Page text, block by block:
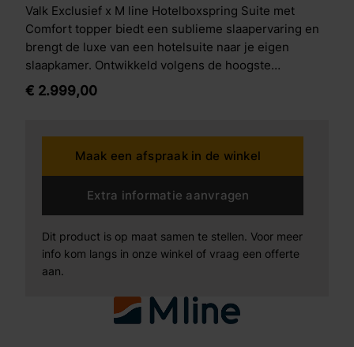
Valk Exclusief x M line Hotelboxspring Suite met
Comfort topper biedt een sublieme slaapervaring en
brengt de luxe van een hotelsuite naar je eigen
slaapkamer. Ontwikkeld volgens de hoogste
hotelstandaarden combineert deze boxspring
geavanceerde M line slaaptechnologie met een
hoofdbord met verticale belijning geeft de slaapkamer
een elegante en luxueuze uitstraling. Wat deze
boxspring bijzonder maakt De boxspring is
opgebouwd uit een extra stevig en solide frame met
intensief gebruik blijft de boxspring zijn vorm en
hoogwaardige afwerking behouden. De luxe
waardoor het materiaal glad en strak blijft zonder
pluisvorming en zijn exclusieve uitstraling behoudt.
€ 2.999,00
Maak een afspraak in de winkel
Extra informatie aanvragen
Dit product is op maat samen te stellen. Voor meer
info kom langs in onze winkel of vraag een offerte
aan.